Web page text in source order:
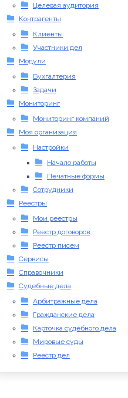
Целевая аудитория
Контрагенты
Клиенты
Участники дел
Модули
Бухгалтерия
Задачи
Мониторинг
Мониторинг компаний
Моя организация
Настройки
Начало работы
Печатные формы
Сотрудники
Реестры
Мои реестры
Реестр договоров
Реестр писем
Сервисы
Справочники
Судебные дела
Арбитражные дела
Гражданские дела
Карточка судебного дела
Мировые суды
Реестр дел